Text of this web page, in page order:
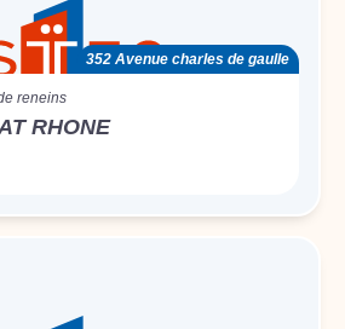
352 Avenue charles de gaulle
reneins
RHONE